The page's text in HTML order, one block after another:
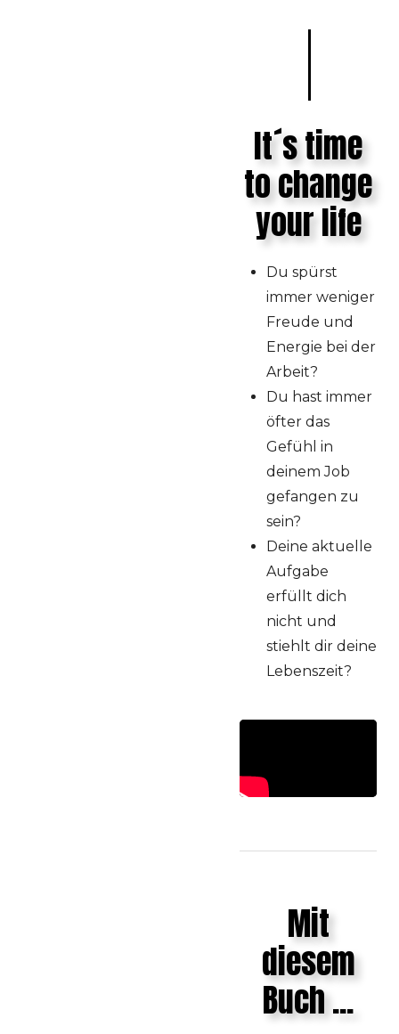
It´s time
to change
your life
Du spürst
immer weniger
Freude und
Energie bei der
Arbeit?
Du hast immer
öfter das
Gefühl in
deinem Job
gefangen zu
sein?
Deine aktuelle
Aufgabe
erfüllt dich
nicht und
stiehlt dir deine
Lebenszeit?
Mit
diesem
Buch ...